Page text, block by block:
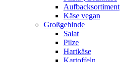
Aufbacksortiment
Käse vegan
Großgebinde
Salat
Pilze
Hartkäse
Kartoffeln